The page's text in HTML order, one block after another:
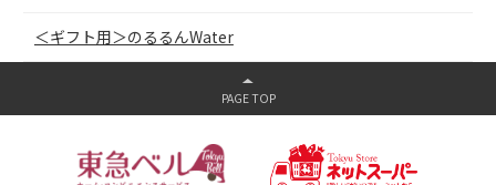
＜ギフト用＞のるるんWater